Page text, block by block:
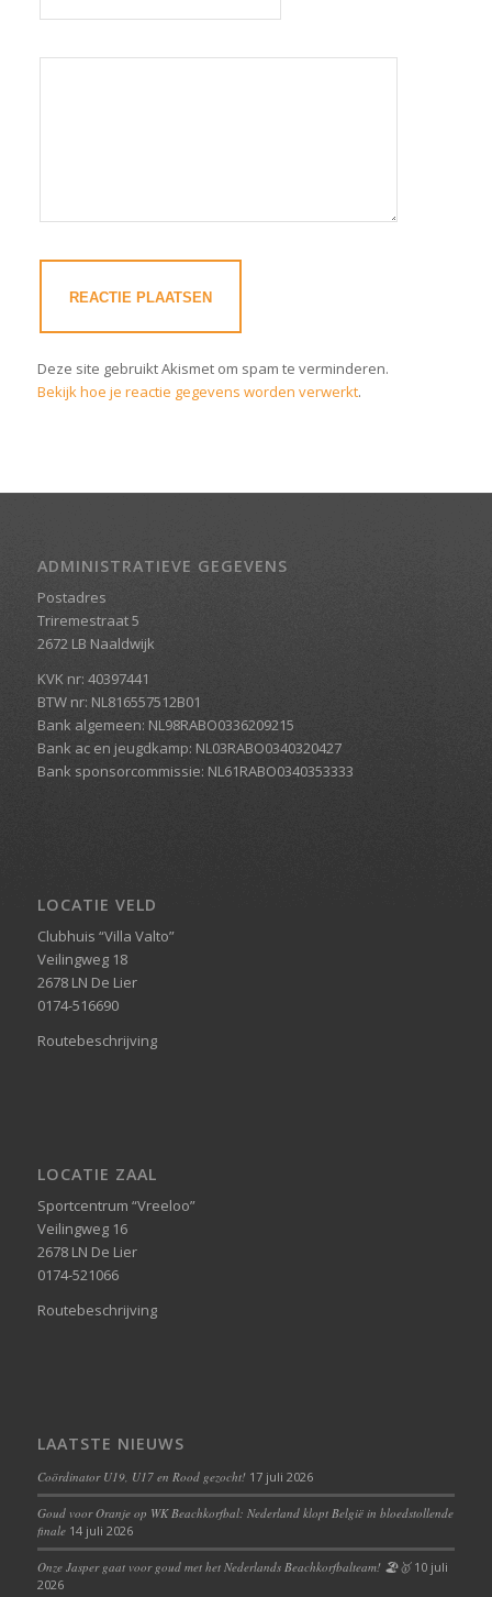
Deze site gebruikt Akismet om spam te verminderen.
Bekijk hoe je reactie gegevens worden verwerkt.
ADMINISTRATIEVE GEGEVENS
Postadres
Triremestraat 5
2672 LB Naaldwijk
KVK nr: 40397441
BTW nr: NL816557512B01
Bank algemeen: NL98RABO0336209215
Bank ac en jeugdkamp: NL03RABO0340320427
Bank sponsorcommissie: NL61RABO0340353333
LOCATIE VELD
Clubhuis “Villa Valto”
Veilingweg 18
2678 LN De Lier
0174-516690
Routebeschrijving
LOCATIE ZAAL
Sportcentrum “Vreeloo”
Veilingweg 16
2678 LN De Lier
0174-521066
Routebeschrijving
LAATSTE NIEUWS
Coördinator U19, U17 en Rood gezocht! 17 juli 2026
Goud voor Oranje op WK Beachkorfbal: Nederland klopt België in bloedstollende
finale 14 juli 2026
Onze Jasper gaat voor goud met het Nederlands Beachkorfbalteam! 🏖️🥇 10 juli
2026